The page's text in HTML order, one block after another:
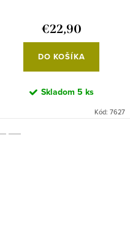
€22,90
DO KOŠÍKA
Skladom 5 ks
Kód: 7627